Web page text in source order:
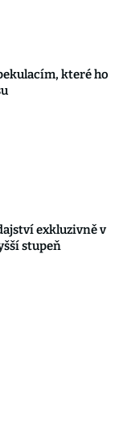
které ho
exkluzivně v
stupeň